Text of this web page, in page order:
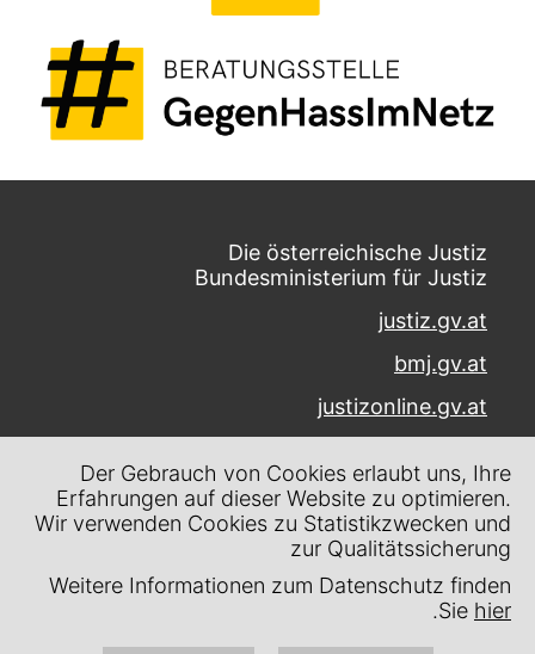
Die österreichische Justiz
Bundesministerium für Justiz
justiz.gv.at
bmj.gv.at
justizonline.gv.at
Museumstraße 7
1070 Wien
Kontakt
Impressum
Der Gebrauch von Cookies erlaubt uns, Ihre
Erfahrungen auf dieser Website zu optimieren.
Wir verwenden Cookies zu Statistikzwecken und
zur Qualitätssicherung
Weitere Informationen zum Datenschutz finden
Sie hier
.